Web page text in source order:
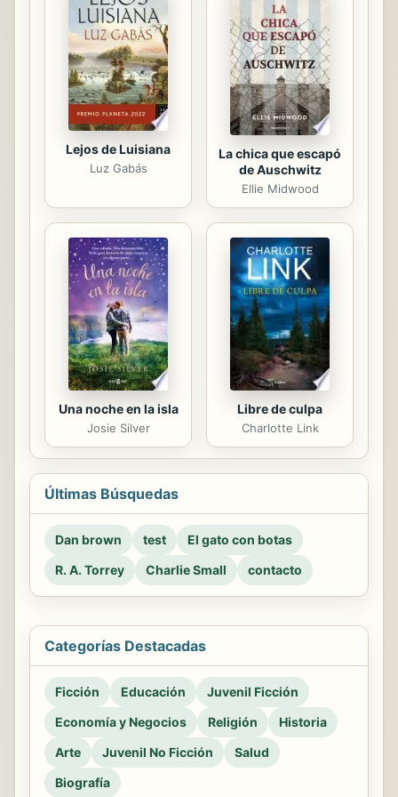
inmunológico frente a la mayoría de
las enfermedades. En este libro se
valora por primera vez su poder
como fuente inagotable de...
Lejos de Luisiana
Luz Gabás
La chica que escapó
de Auschwitz
Ellie Midwood
Una noche en la isla
Josie Silver
Libre de culpa
Charlotte Link
Últimas Búsquedas
Dan brown test
El gato con botas
R. A. Torrey
Charlie Small contacto
Categorías Destacadas
Ficción Educación
Juvenil Ficción
Economía y Negocios
Religión
Historia
Arte
Juvenil No Ficción
Salud
Biografía